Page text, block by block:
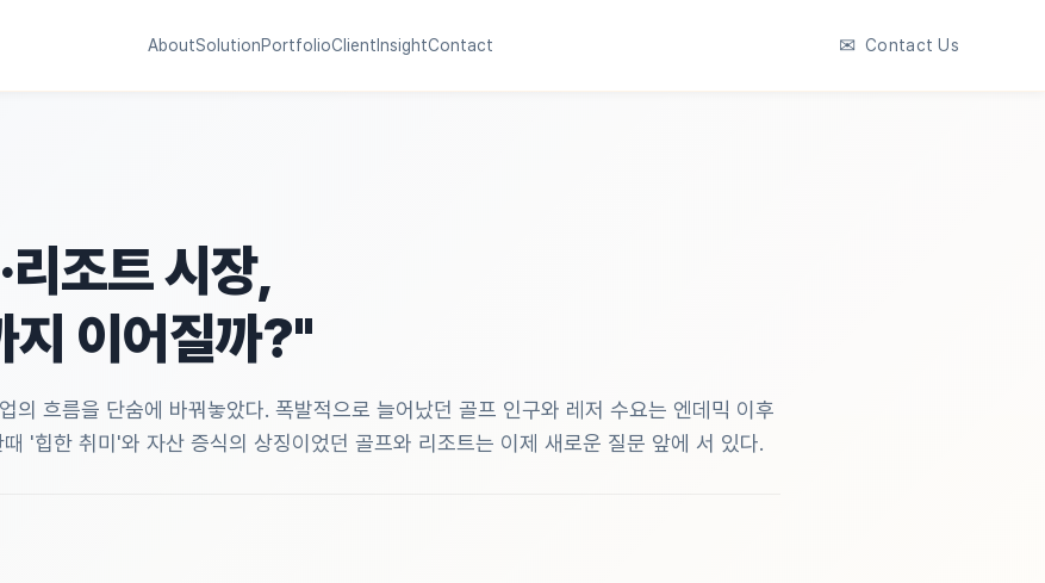
AboutSolutionPortfolioClient InsightContact ✉ Contact Us
조트 시장,
지 이어질까?"
의 흐름을 단숨에 바꿔놓았다. 폭발적으로 늘어났던 골프 인구와 레저 수요는 엔데믹 이후
'힙한 취미'와 자산 증식의 상징이었던 골프와 리조트는 이제 새로운 질문 앞에 서 있다.